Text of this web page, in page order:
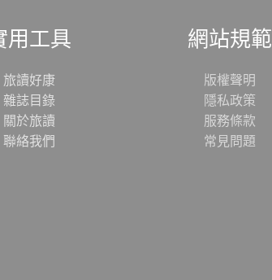
用工具
旅讀好康
雜誌目錄
關於旅讀
聯絡我們
網站規範
版權聲明
隱私政策
服務條款
常見問題